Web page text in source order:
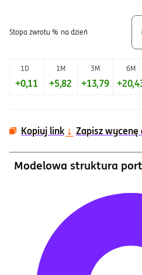
Stopa zwrotu % na dzień
1D 1M 3M 6M
+0,11 +5,82 +13,79
Kopiuj link Zapisz wycenę
Modelowa struktura